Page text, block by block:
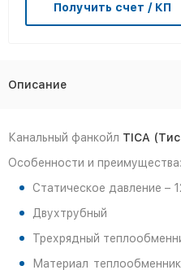
Получить счет / КП
Описание
Канальный фанкойл TICA
Особенности и преимущества:
Статическое давление –
Двухтрубный
Трехрядный
Материал